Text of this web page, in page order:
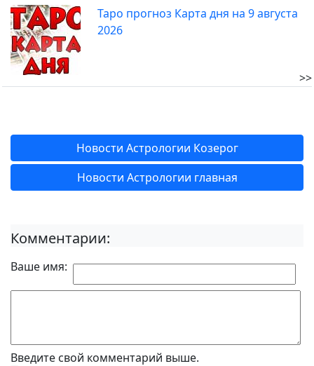
Таро прогноз Карта дня на 9 августа
2026
>>
Новости Астрологии Козерог
Новости Астрологии главная
Комментарии:
Ваше имя:
Введите свой комментарий выше.